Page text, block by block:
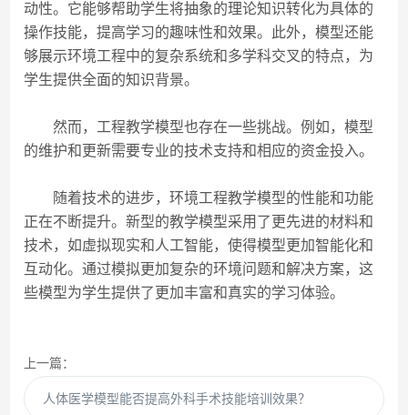
动性。它能够帮助学生将抽象的理论知识转化为具体的
操作技能，提高学习的趣味性和效果。此外，模型还能
够展示环境工程中的复杂系统和多学科交叉的特点，为
学生提供全面的知识背景。
然而，工程教学模型也存在一些挑战。例如，模型
的维护和更新需要专业的技术支持和相应的资金投入。
随着技术的进步，环境工程教学模型的性能和功能
正在不断提升。新型的教学模型采用了更先进的材料和
技术，如虚拟现实和人工智能，使得模型更加智能化和
互动化。通过模拟更加复杂的环境问题和解决方案，这
些模型为学生提供了更加丰富和真实的学习体验。
上一篇：
人体医学模型能否提高外科手术技能培训效果？